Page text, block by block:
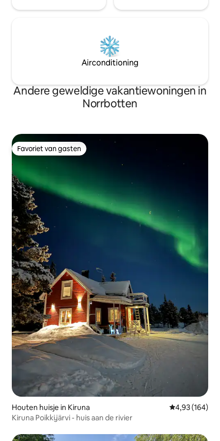
Airconditioning
Andere geweldige vakantiewoningen in
Norrbotten
Favoriet van gasten
Favoriet van gasten
Houten huisje in Kiruna Gemiddelde
4,93 (164)
Kiruna Poikkijärvi - huis aan de rivier